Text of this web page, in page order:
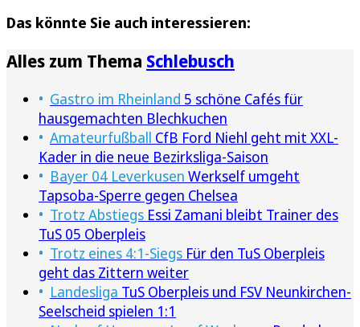
Das könnte Sie auch interessieren:
Alles zum Thema Schlebusch
Gastro im Rheinland 5 schöne Cafés für
hausgemachten Blechkuchen
Amateurfußball CfB Ford Niehl geht mit XXL-
Kader in die neue Bezirksliga-Saison
Bayer 04 Leverkusen Werkself umgeht
Tapsoba-Sperre gegen Chelsea
Trotz Abstiegs Essi Zamani bleibt Trainer des
TuS 05 Oberpleis
Trotz eines 4:1-Siegs Für den TuS Oberpleis
geht das Zittern weiter
Landesliga TuS Oberpleis und FSV Neunkirchen-
Seelscheid spielen 1:1